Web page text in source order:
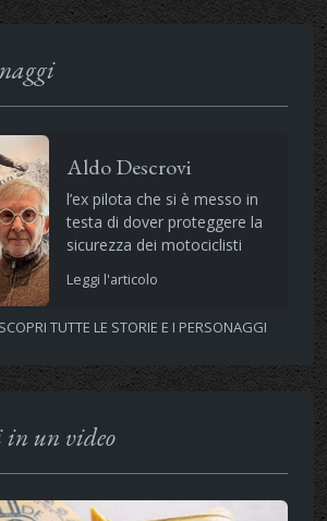
Aldo Descrovi
l’ex pilota che si è messo in
testa di dover proteggere la
sicurezza dei motociclisti
Leggi l'articolo
SCOPRI TUTTE LE STORIE E I PERSONAGGI
in un video